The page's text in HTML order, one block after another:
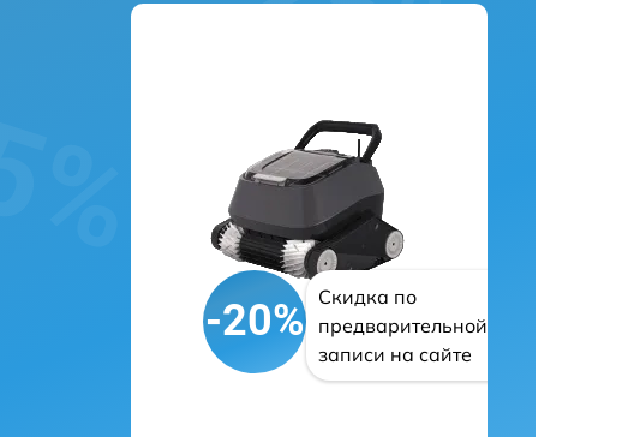
-20%
Скидка по
предварительной
записи на сайте